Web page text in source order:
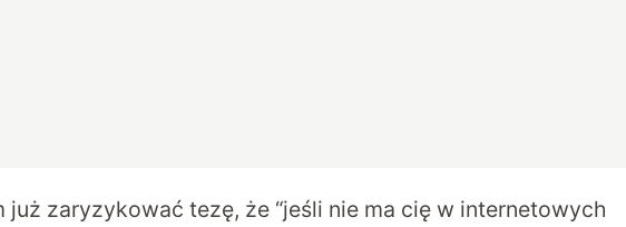
już zaryzykować tezę, że “jeśli nie ma cię w internetowych